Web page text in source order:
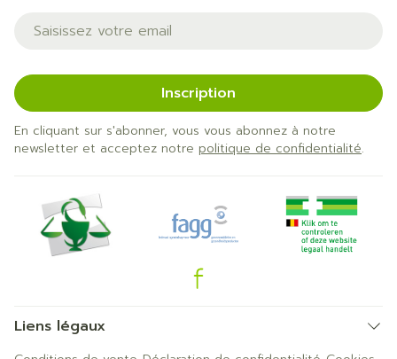
Adresse mail
Inscription
En cliquant sur s'abonner, vous vous abonnez à notre
newsletter et acceptez notre politique de confidentialité.
Liens légaux